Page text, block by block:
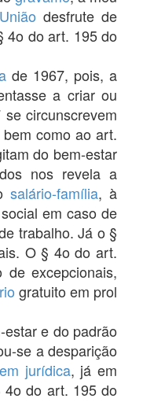
União desfrute de
4o do art. 195 do
de 1967, pois, a
a criar ou
se circunscrevem
como ao art.
do bem-estar
nos revela a
salário-família, à
em caso de
trabalho. Já o §
O § 4o do art.
excepcionais,
gratuito em prol
e do padrão
se a desparição
jurídica, já em
do art. 195 do